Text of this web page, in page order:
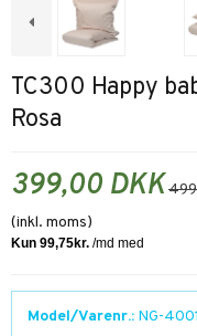
TC300 Happy
Rosa
399,00 DKK
(inkl. moms)
Model/Varenr.: NG-